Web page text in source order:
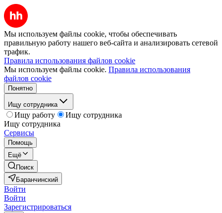
Мы используем файлы cookie, чтобы обеспечивать
правильную работу нашего веб-сайта и анализировать сетевой
трафик.
Правила использования файлов cookie
Мы используем файлы cookie. Правила использования
файлов cookie
Понятно
Ищу сотрудника
Ищу работу
Ищу сотрудника
Ищу сотрудника
Сервисы
Помощь
Ещё
Поиск
Баранчинский
Войти
Войти
Зарегистрироваться